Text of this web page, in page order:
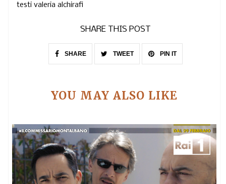
testi valeria alchirafi
SHARE THIS POST
SHARE TWEET PIN IT
YOU MAY ALSO LIKE